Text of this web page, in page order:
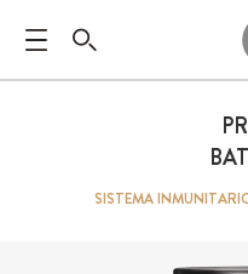
SISTEMA